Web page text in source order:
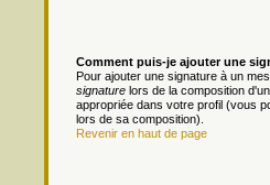
Comment puis-je ajouter une
Pour ajouter une signature à un
signature lors de la composition
appropriée dans votre profil (vous
lors de sa composition).
Revenir en haut de page